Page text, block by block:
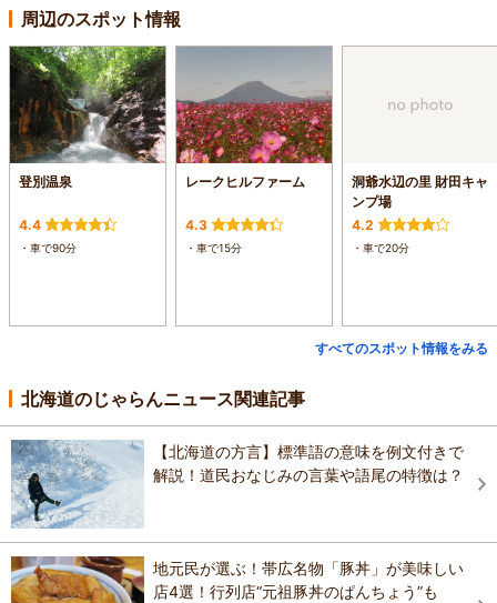
周辺のスポット情報
登別温泉
4.4
・車で90分
レークヒルファーム
4.3
・車で15分
洞爺水辺の里 財田キャ
ンプ場
4.2
・車で20分
すべてのスポット情報をみる
北海道のじゃらんニュース関連記事
【北海道の方言】標準語の意味を例文付きで
解説！道民おなじみの言葉や語尾の特徴は？
地元民が選ぶ！帯広名物「豚丼」が美味しい
店4選！行列店“元祖豚丼のぱんちょう”も